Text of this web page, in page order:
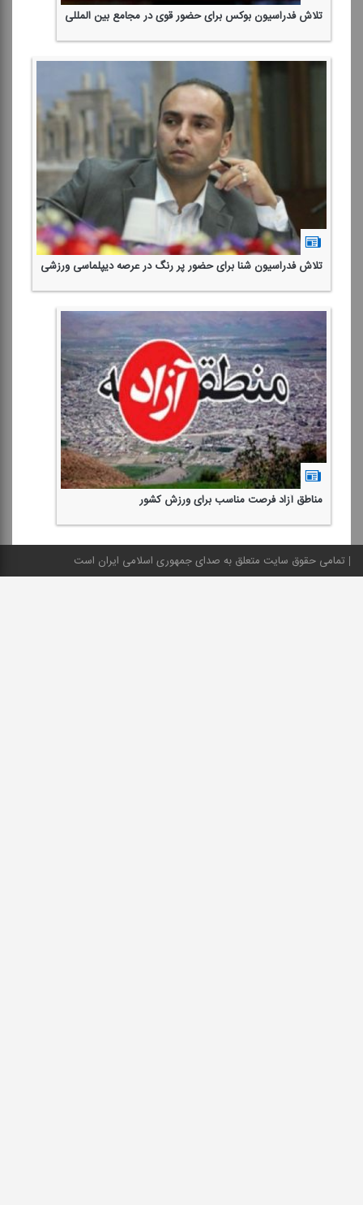
تلاش فدراسیون بوكس برای حضور قوی در مجامع بین المللی
تلاش فدراسیون شنا برای حضور پر رنگ در عرصه دیپلماسی ورزشی
مناطق آزاد فرصت مناسب برای ورزش كشور
تمامی حقوق سایت متعلق به صدای جمهوری اسلامی ایران است